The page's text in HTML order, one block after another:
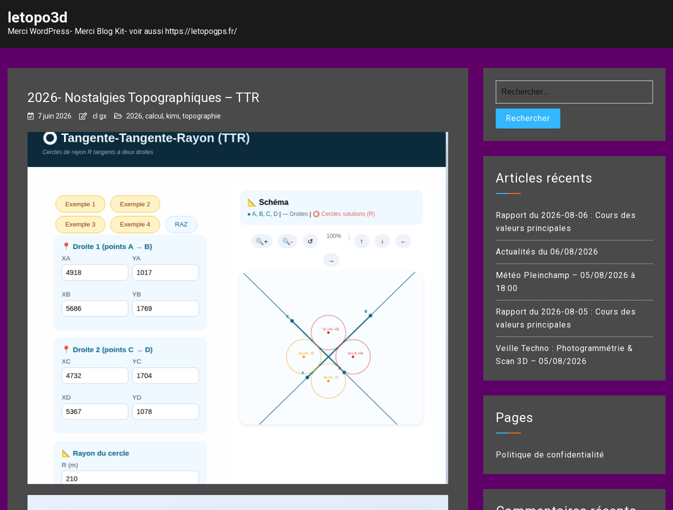
letopo3d
Merci WordPress- Merci Blog Kit- voir aussi https://letopogps.fr/
2026- Nostalgies Topographiques – TTR
7 juin 2026 cl gx 2026, calcul , kimi, topographie
Articles récents
Rapport du 2026-08-06 : Cours des
valeurs principales
Actualités du 06/08/2026
Météo Pleinchamp – 05/08/2026 à
18:00
Rapport du 2026-08-05 : Cours des
valeurs principales
Veille Techno : Photogrammétrie &
Scan 3D – 05/08/2026
Pages
Politique de confidentialité